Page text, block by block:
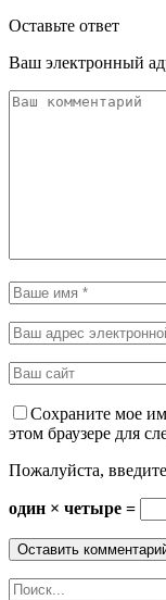
Оставьте ответ
Ваш электронный
Сохраните мое
этом браузере для
Пожалуйста,
один × четыре =